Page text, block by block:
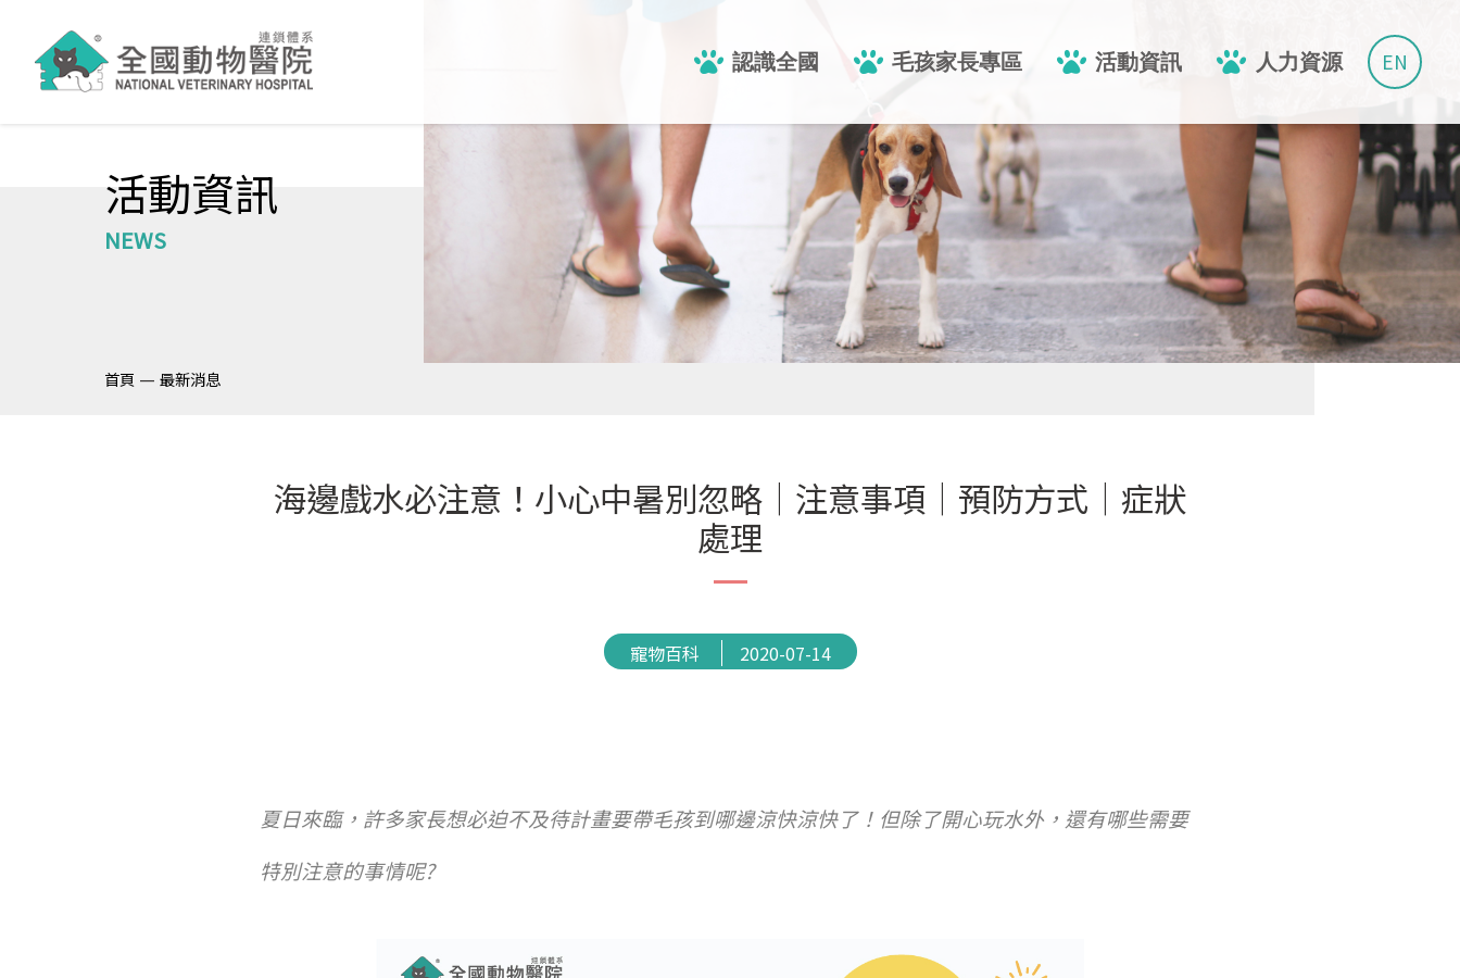
認識全國 毛孩家長專區 活動資訊 人力資源 EN
活動資訊
NEWS
首頁 — 最新消息
海邊戲水必注意！小心中暑別忽略│注意事項│預防方式│症狀
處理
寵物百科 2020-07-14
夏日來臨，許多家長想必迫不及待計畫要帶毛孩到哪邊涼快涼快了！但除了開心玩水外，還有哪些需要
特別注意的事情呢?